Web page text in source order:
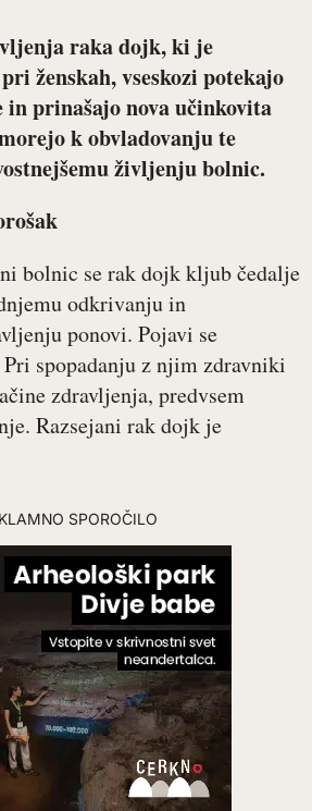
raka dojk, ki je
ženskah, vseskozi potekajo
prinašajo nova učinkovita
k obvladovanju te
življenju bolnic.
bolnic se rak dojk kljub čedalje
odkrivanju in
ponovi. Pojavi se
spopadanju z njim zdravniki
zdravljenja, predvsem
Razsejani rak dojk je
SPOROČILO